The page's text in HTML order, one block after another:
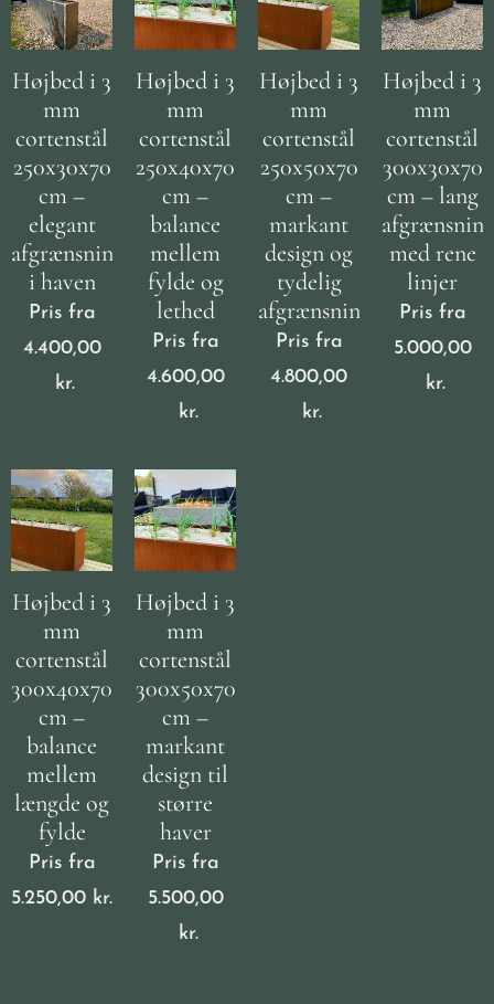
Højbed i 3
mm
cortenstål
250x30x70
cm –
elegant
afgrænsning
i haven
Pris fra
4.400,00
kr.
Højbed i 3
mm
cortenstål
250x40x70
cm –
balance
mellem
fylde og
lethed
Pris fra
4.600,00
kr.
Højbed i 3
mm
cortenstål
250x50x70
cm –
markant
design og
tydelig
afgrænsning
Pris fra
4.800,00
kr.
Højbed i 3
mm
cortenstål
300x30x70
cm – lang
afgrænsning
med rene
linjer
Pris fra
5.000,00
kr.
Højbed i 3
mm
cortenstål
300x40x70
cm –
balance
mellem
længde og
fylde
Pris fra
5.250,00 kr.
Højbed i 3
mm
cortenstål
300x50x70
cm –
markant
design til
større
haver
Pris fra
5.500,00
kr.